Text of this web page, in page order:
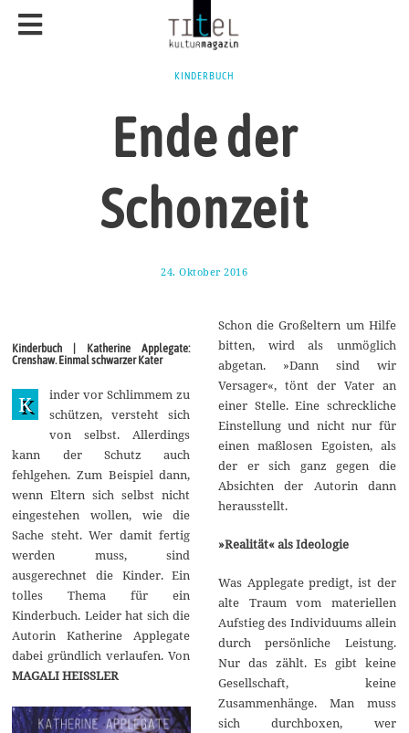
KINDERBUCH
Ende der
Schonzeit
24. Oktober 2016
u
u
s
t
2
1
Kinderbuch | Katherine Applegate:
Crenshaw. Einmal schwarzer Kater
K
inder vor Schlimmem zu
schützen, versteht sich
von selbst. Allerdings
kann der Schutz auch
fehlgehen. Zum Beispiel dann,
wenn Eltern sich selbst nicht
eingestehen wollen, wie die
Sache steht. Wer damit fertig
werden muss, sind
ausgerechnet die Kinder. Ein
tolles Thema für ein
Kinderbuch. Leider hat sich die
Autorin Katherine Applegate
dabei gründlich verlaufen. Von
MAGALI HEISSLER
Schon die Großeltern um Hilfe
bitten, wird als unmöglich
abgetan. »Dann sind wir
Versager«, tönt der Vater an
einer Stelle. Eine schreckliche
Einstellung und nicht nur für
einen maßlosen Egoisten, als
der er sich ganz gegen die
Absichten der Autorin dann
herausstellt.
»Realität« als Ideologie
Was Applegate predigt, ist der
alte Traum vom materiellen
Aufstieg des Individuums allein
durch persönliche Leistung.
Nur das zählt. Es gibt keine
Gesellschaft, keine
Zusammenhänge. Man muss
sich durchboxen, wer